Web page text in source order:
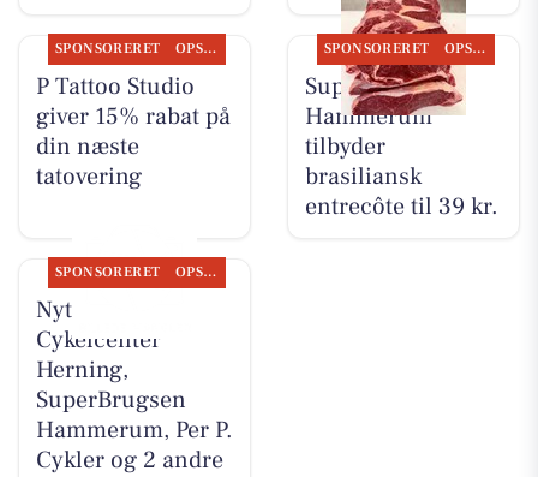
SPONSORERET OPSLAGSTAVLEN
P Tattoo Studio
giver 15% rabat på
din næste
tatovering
SPONSORERET OPSLAGSTAVLEN
SuperBrugsen
Hammerum
tilbyder
brasiliansk
entrecôte til 39 kr.
SPONSORERET OPSLAGSTAVLEN
Nyt fra
Cykelcenter
Herning,
SuperBrugsen
Hammerum, Per P.
Cykler og 2 andre